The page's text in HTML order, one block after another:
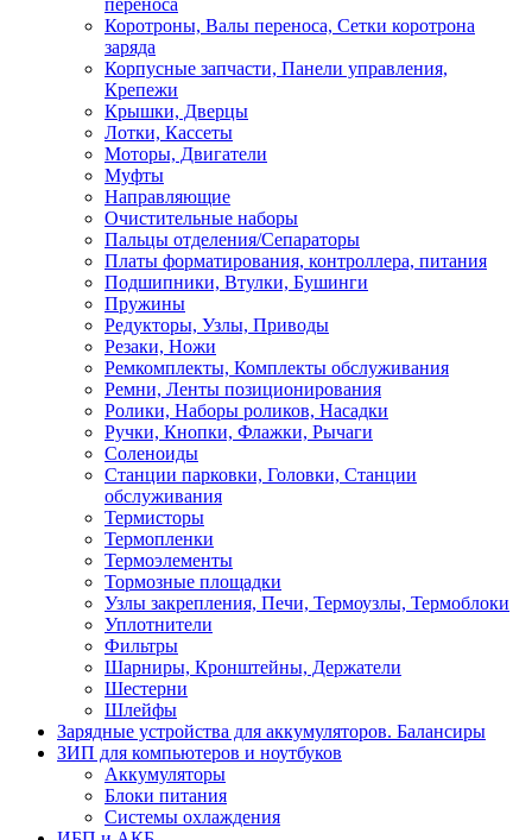
переноса
Коротроны, Валы переноса, Сетки коротрона
заряда
Корпусные запчасти, Панели управления,
Крепежи
Крышки, Дверцы
Лотки, Кассеты
Моторы, Двигатели
Муфты
Направляющие
Очистительные наборы
Пальцы отделения/Сепараторы
Платы форматирования, контроллера, питания
Подшипники, Втулки, Бушинги
Пружины
Редукторы, Узлы, Приводы
Резаки, Ножи
Ремкомплекты, Комплекты обслуживания
Ремни, Ленты позиционирования
Ролики, Наборы роликов, Насадки
Ручки, Кнопки, Флажки, Рычаги
Соленоиды
Станции парковки, Головки, Станции
обслуживания
Термисторы
Термопленки
Термоэлементы
Тормозные площадки
Узлы закрепления, Печи, Термоузлы, Термоблоки
Уплотнители
Фильтры
Шарниры, Кронштейны, Держатели
Шестерни
Шлейфы
Зарядные устройства для аккумуляторов. Балансиры
ЗИП для компьютеров и ноутбуков
Аккумуляторы
Блоки питания
Системы охлаждения